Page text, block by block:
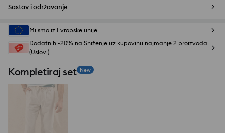
Sastav i održavanje
Mi smo iz Evropske unije
Dodatnih -20% na Sniženje uz kupovinu najmanje 2 proizvoda
(Uslovi)
Kompletiraj set New